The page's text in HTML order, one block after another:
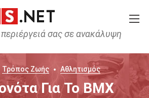
σας σε ανακάλυψη
Τρόπος Ζωής Αθλητισμός
Για Το BMX